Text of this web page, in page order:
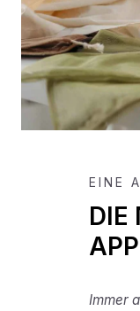
EINE
DIE
APP
Immer